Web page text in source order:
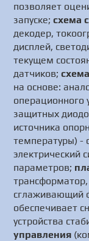
позволяет
запуске;схема
декодер,
дисплей,
текущем
датчиков;
на основе:
операционного
защитных
источника
температуры) -
электрический
параметров;
сглаживающий
обеспечивает
устройства
управления